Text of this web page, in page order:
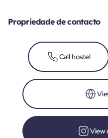
Propriedade de contacto
Call hostel
View